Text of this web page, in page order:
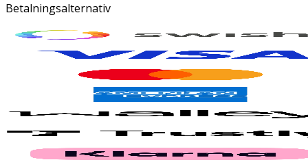
Betalningsalternativ